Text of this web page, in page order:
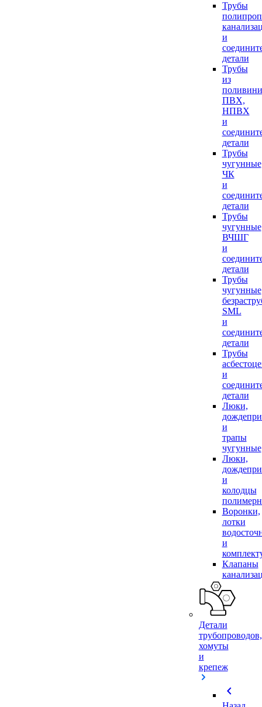
Трубы
и
детали
Трубы
из
ПВХ,
НПВХ
и
детали
Трубы
чугунные
ЧК
и
детали
Трубы
чугунные
ВЧШГ
и
детали
Трубы
чугунные
SML
и
детали
Трубы
и
детали
Люки,
и
трапы
чугунные
Люки,
и
колодцы
Воронки,
лотки
и
Клапаны
Детали
трубопроводов,
хомуты
и
крепеж
chevron_left